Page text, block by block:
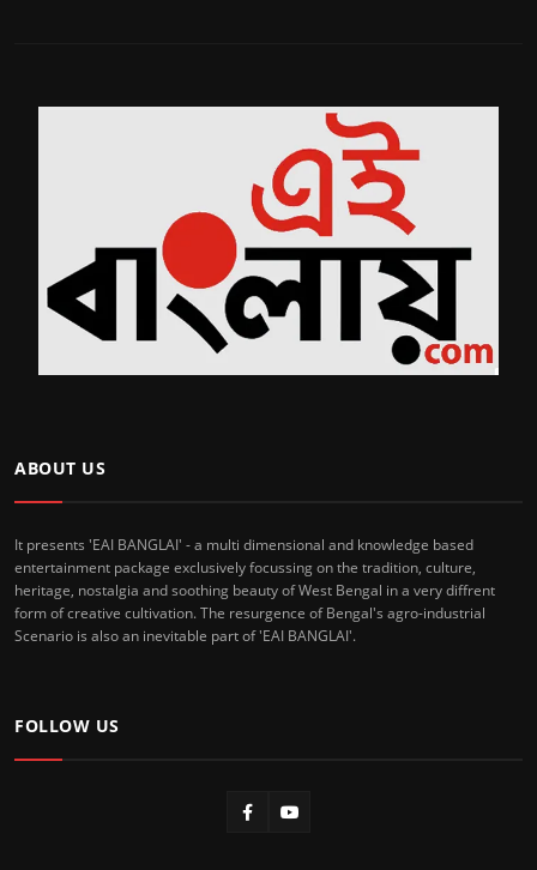
ABOUT US
It presents 'EAI BANGLAI' - a multi dimensional and knowledge based
entertainment package exclusively focussing on the tradition, culture,
heritage, nostalgia and soothing beauty of West Bengal in a very diffrent
form of creative cultivation. The resurgence of Bengal's agro-industrial
Scenario is also an inevitable part of 'EAI BANGLAI'.
FOLLOW US